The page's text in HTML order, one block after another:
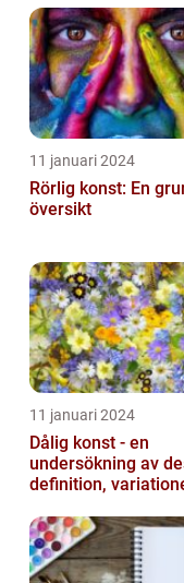
11 januari 2024
Rörlig konst: En
översikt
11 januari 2024
Dålig konst - en
undersökning av
definition,